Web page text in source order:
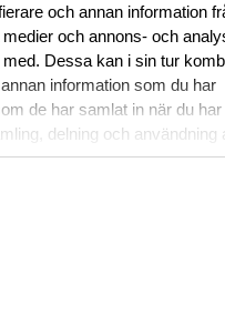
och annan information
och annons- och
Dessa kan i sin tur
information som du har
de har samlat in när du
delning och användning
användas för personalisering